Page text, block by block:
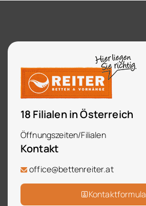
18 Filialen in Österreich
Öffnungszeiten/Filialen
Kontakt
office@bettenreiter.at